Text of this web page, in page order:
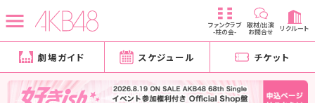
ファンクラブ
-柱の会-
取材/出演
お問合せ リクルート
劇場ガイド スケジュール チケット